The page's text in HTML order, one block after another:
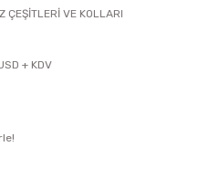
ÇEŞİTLERİ VE KOLLARI
+ KDV